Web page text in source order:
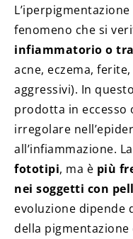
fenomeno che si
infiammatorio o
acne, eczema,
aggressivi). In
prodotta in
irregolare
all’infiammazione.
fototipi, ma è più
nei soggetti con
evoluzione dipende
della pigmentazione